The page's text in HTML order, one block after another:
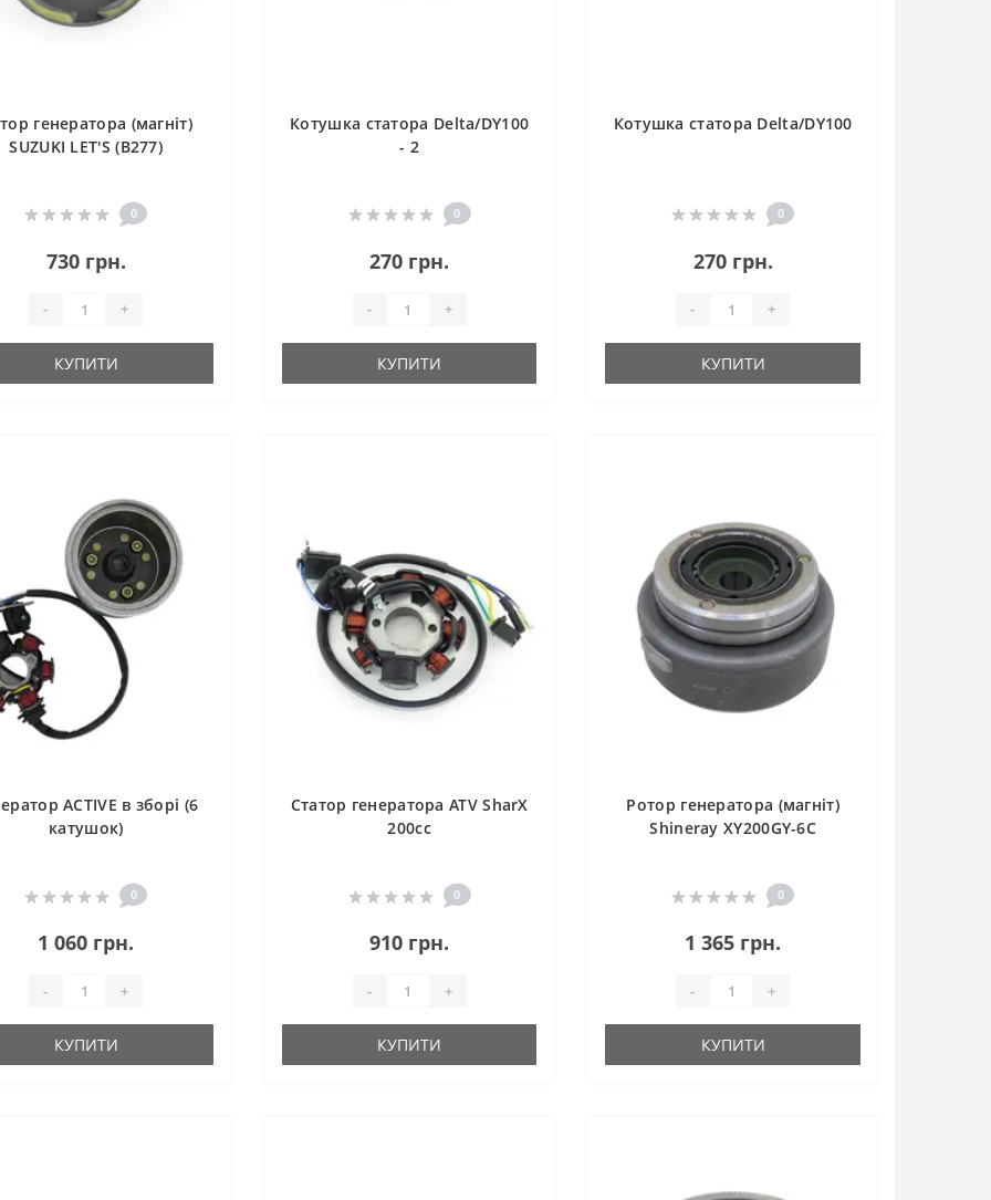
генератора (магніт)
SUZUKI LET'S (B277)
0
730 грн.
- +
КУПИТИ
Котушка статора Delta/DY100
- 2
0
270 грн.
- +
КУПИТИ
Котушка статора Delta/DY100
0
270 грн.
- +
КУПИТИ
ACTIVE в зборі (6
катушок)
0
1 060 грн.
- +
КУПИТИ
Статор генератора ATV SharX
200сс
0
910 грн.
- +
КУПИТИ
Ротор генератора (магніт)
Shineray XY200GY-6C
0
1 365 грн.
- +
КУПИТИ